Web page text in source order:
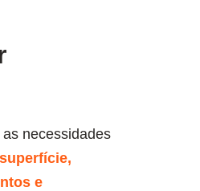
necessidades
e